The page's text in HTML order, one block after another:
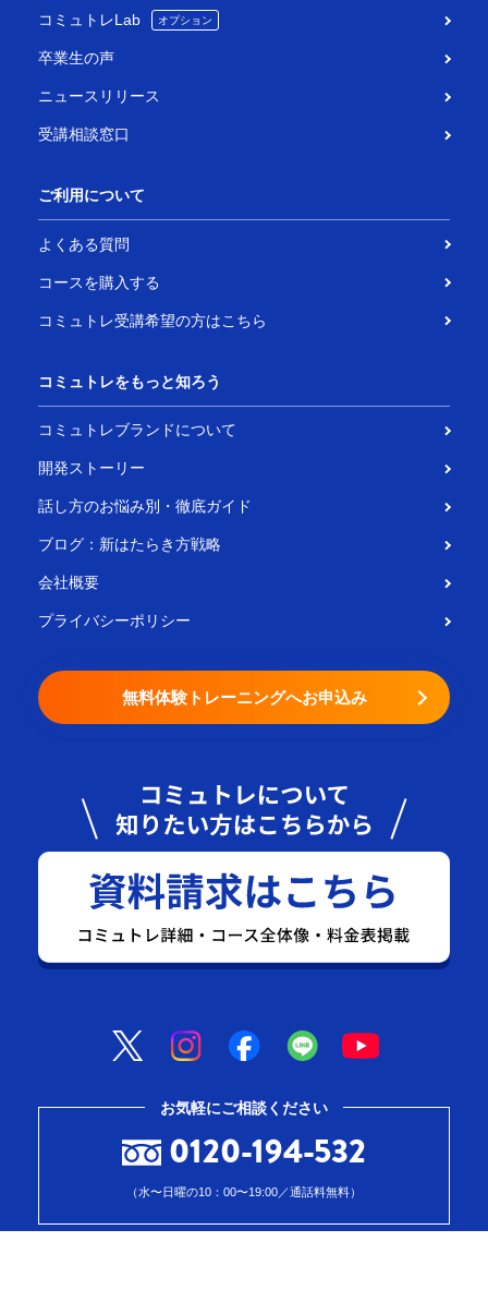
コミュトレLab オプション
卒業生の声
ニュースリリース
受講相談窓口
ご利用について
よくある質問
コースを購入する
コミュトレ受講希望の方はこちら
コミュトレをもっと知ろう
コミュトレブランドについて
開発ストーリー
話し方のお悩み別・徹底ガイド
ブログ：新はたらき方戦略
会社概要
プライバシーポリシー
無料体験トレーニングへお申込み
お気軽にご相談ください
0120-194-532
（水〜日曜の10：00〜19:00／通話料無料）